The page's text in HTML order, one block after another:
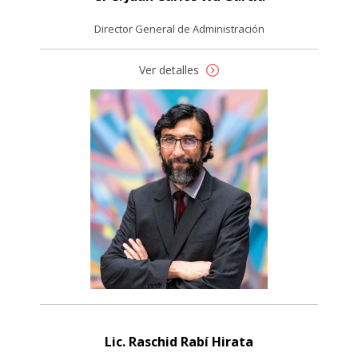
Director General de Administración
Ver detalles
Lic. Raschid Rabí Hirata